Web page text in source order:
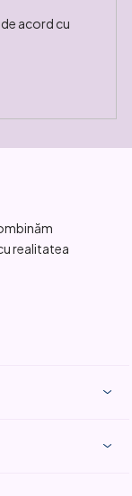
acord cu
realitatea